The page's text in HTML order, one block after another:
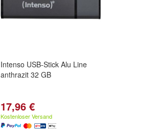
Intenso USB-Stick Alu Line
anthrazit 32 GB
17,96 €
Kostenloser Versand